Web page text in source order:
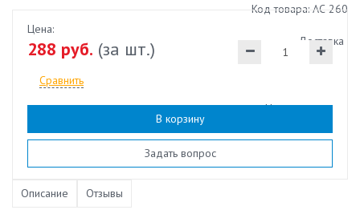
Наличие:есть
Код товара: АС 260
Доставка
Цена:
288 руб. (за шт.)
Сравнить
В корзину
Задать вопрос
Описание Отзывы